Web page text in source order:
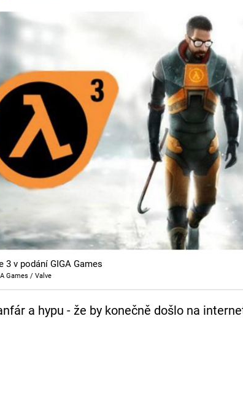
3 v podání GIGA Games
Games / Valve
a hypu - že by konečně došlo na